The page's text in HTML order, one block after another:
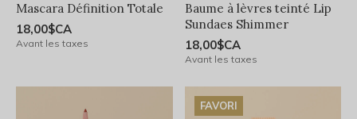
Mascara Définition Totale
18,00$CA
Avant les taxes
Baume à lèvres teinté Lip
Sundaes Shimmer
18,00$CA
Avant les taxes
FAVORI